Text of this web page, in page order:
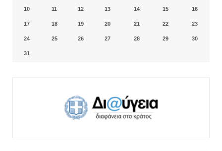
10 11 12 13 14 15 16
17 18 19 20 21 22 23
24 25 26 27 28 29 30
31